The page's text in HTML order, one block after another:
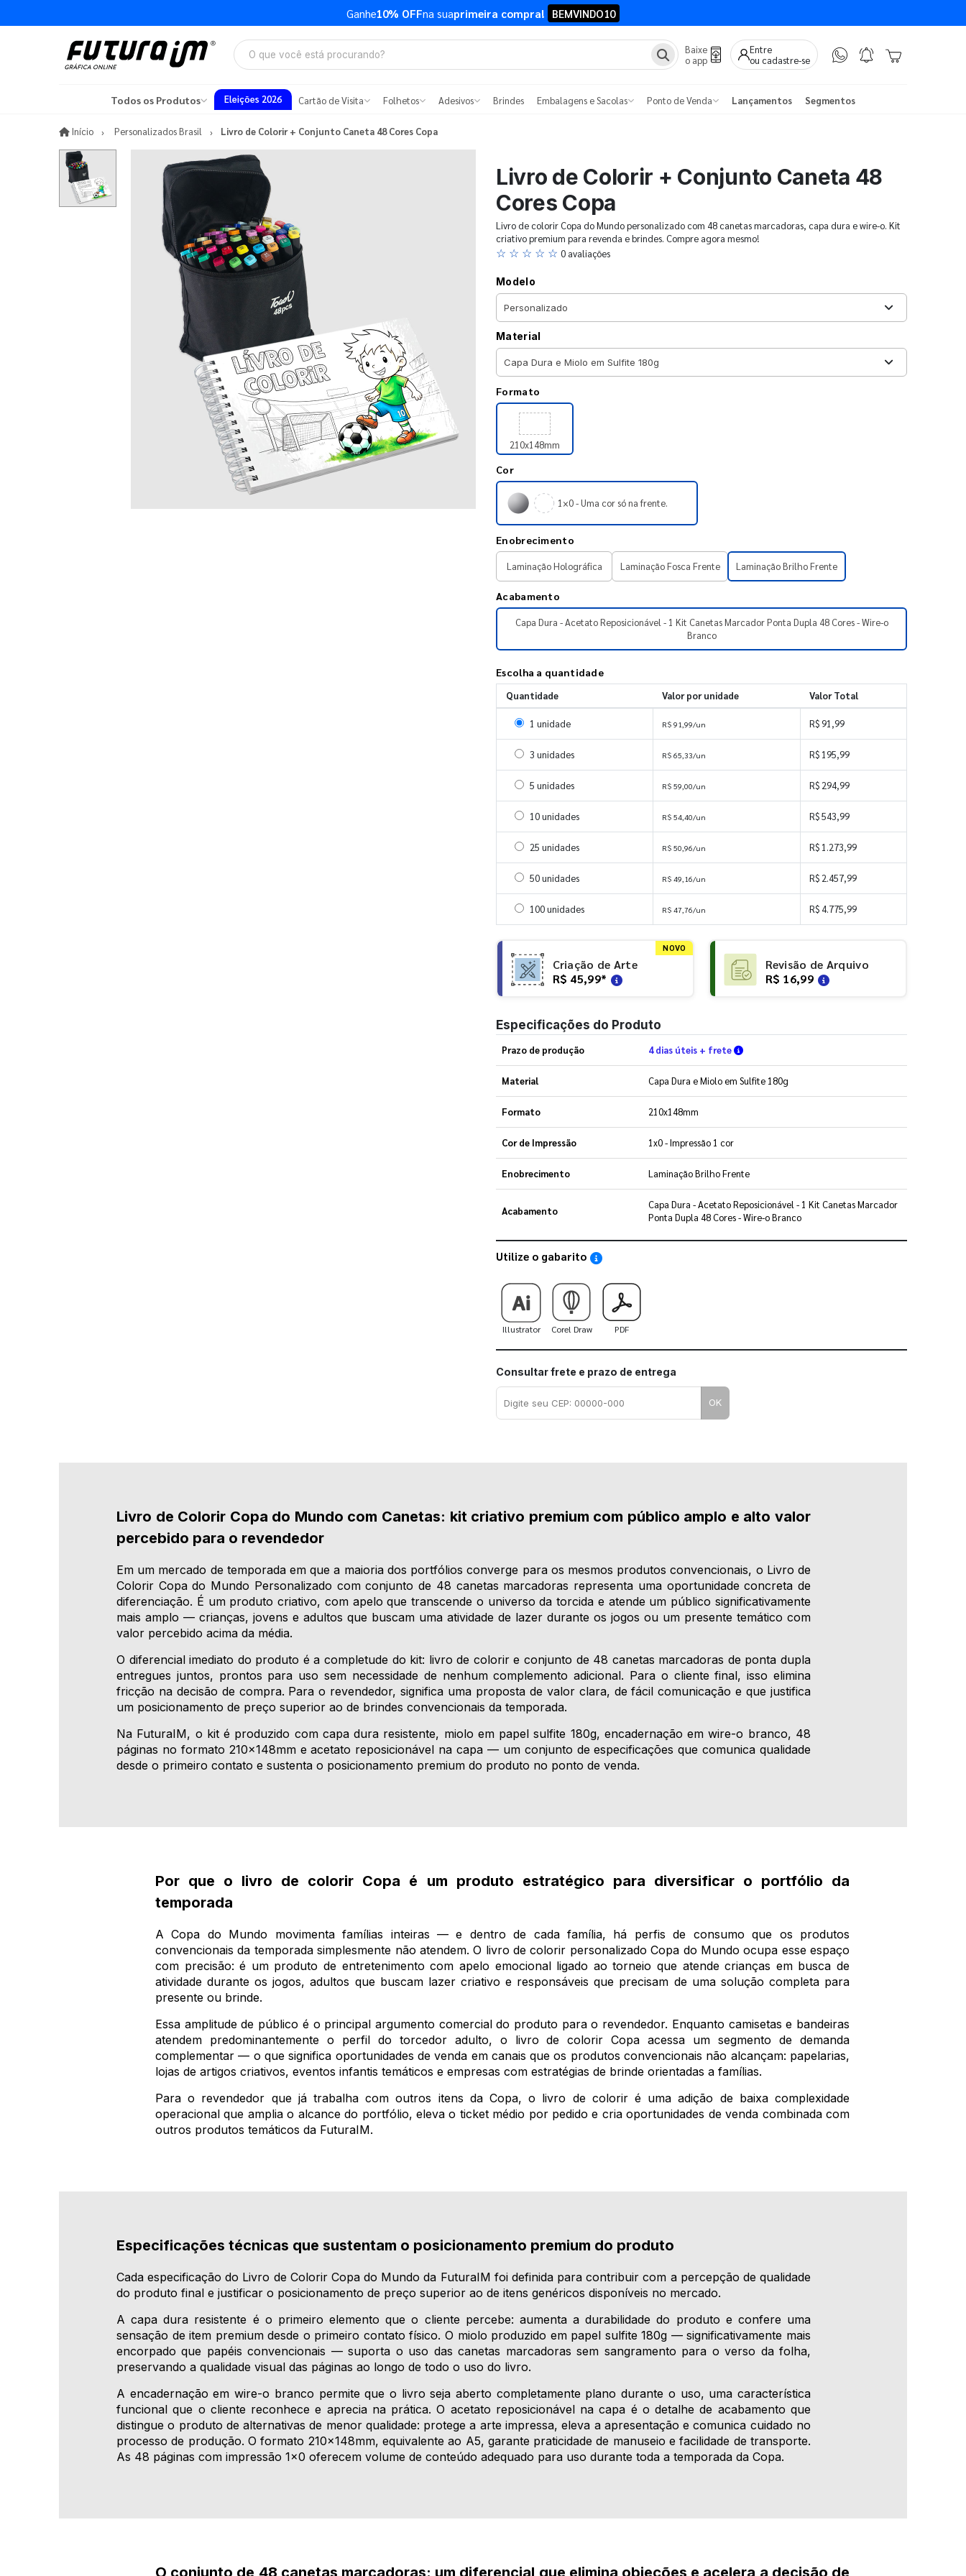
Ganhe10% OFFna suaprimeira compra! BEMVINDO10
Baixe
o app
Entre
ou cadastre-se
Todos os Produtos Eleições 2026 Cartão de Visita Folhetos Adesivos Brindes Embalagens e Sacolas Ponto de Venda Lançamentos Segmentos
InícioInício Personalizados Brasil Livro de Colorir + Conjunto Caneta 48 Cores Copa
Livro de Colorir + Conjunto Caneta 48
Cores Copa
Livro de colorir Copa do Mundo personalizado com 48 canetas marcadoras, capa dura e wire-o. Kit
criativo premium para revenda e brindes. Compre agora mesmo!
☆ ☆ ☆ ☆ ☆ 0 avaliações
Modelo
Material
Formato
210x148mm
Cor
1×0 - Uma cor só na frente.
Enobrecimento
Laminação Holográfica Laminação Fosca Frente Laminação Brilho Frente
Acabamento
Capa Dura - Acetato Reposicionável - 1 Kit Canetas Marcador Ponta Dupla 48 Cores - Wire-o
Branco
Escolha a quantidade
Quantidade Valor por unidade Valor Total
Selecionar 1 unidade
1 unidade R$ 91,99/un R$ 91,99
Selecionar 3 unidades
3 unidades R$ 65,33/un R$ 195,99
Selecionar 5 unidades
5 unidades R$ 59,00/un R$ 294,99
Selecionar 10 unidades
10 unidades R$ 54,40/un R$ 543,99
Selecionar 25 unidades
25 unidades R$ 50,96/un R$ 1.273,99
Selecionar 50 unidades
50 unidades R$ 49,16/un R$ 2.457,99
Selecionar 100 unidades
100 unidades R$ 47,76/un R$ 4.775,99
NOVO
Criação de Arte
R$ 45,99*
Revisão de Arquivo
R$ 16,99
Especificações do Produto
Prazo de produção 4 dias úteis + frete Verifique as condições de entrega
Material Capa Dura e Miolo em Sulfite 180g
Formato 210x148mm
Cor de Impressão 1x0 - Impressão 1 cor
Enobrecimento Laminação Brilho Frente
Acabamento
Capa Dura - Acetato Reposicionável - 1 Kit Canetas Marcador
Ponta Dupla 48 Cores - Wire-o Branco
Utilize o gabarito Saiba como utilizar os nossos gabaritos
Illustrator Corel Draw PDF
Consultar frete e prazo de entrega
OK
Livro de Colorir Copa do Mundo com Canetas: kit criativo premium com público amplo e alto valor
percebido para o revendedor
Em um mercado de temporada em que a maioria dos portfólios converge para os mesmos produtos convencionais, o Livro de
Colorir Copa do Mundo Personalizado com conjunto de 48 canetas marcadoras representa uma oportunidade concreta de
diferenciação. É um produto criativo, com apelo que transcende o universo da torcida e atende um público significativamente
mais amplo — crianças, jovens e adultos que buscam uma atividade de lazer durante os jogos ou um presente temático com
valor percebido acima da média.
O diferencial imediato do produto é a completude do kit: livro de colorir e conjunto de 48 canetas marcadoras de ponta dupla
entregues juntos, prontos para uso sem necessidade de nenhum complemento adicional. Para o cliente final, isso elimina
fricção na decisão de compra. Para o revendedor, significa uma proposta de valor clara, de fácil comunicação e que justifica
um posicionamento de preço superior ao de brindes convencionais da temporada.
Na FuturaIM, o kit é produzido com capa dura resistente, miolo em papel sulfite 180g, encadernação em wire-o branco, 48
páginas no formato 210x148mm e acetato reposicionável na capa — um conjunto de especificações que comunica qualidade
desde o primeiro contato e sustenta o posicionamento premium do produto no ponto de venda.
Por que o livro de colorir Copa é um produto estratégico para diversificar o portfólio da
temporada
A Copa do Mundo movimenta famílias inteiras — e dentro de cada família, há perfis de consumo que os produtos
convencionais da temporada simplesmente não atendem. O livro de colorir personalizado Copa do Mundo ocupa esse espaço
com precisão: é um produto de entretenimento com apelo emocional ligado ao torneio que atende crianças em busca de
atividade durante os jogos, adultos que buscam lazer criativo e responsáveis que precisam de uma solução completa para
presente ou brinde.
Essa amplitude de público é o principal argumento comercial do produto para o revendedor. Enquanto camisetas e bandeiras
atendem predominantemente o perfil do torcedor adulto, o livro de colorir Copa acessa um segmento de demanda
complementar — o que significa oportunidades de venda em canais que os produtos convencionais não alcançam: papelarias,
lojas de artigos criativos, eventos infantis temáticos e empresas com estratégias de brinde orientadas a famílias.
Para o revendedor que já trabalha com outros itens da Copa, o livro de colorir é uma adição de baixa complexidade
operacional que amplia o alcance do portfólio, eleva o ticket médio por pedido e cria oportunidades de venda combinada com
outros produtos temáticos da FuturaIM.
Especificações técnicas que sustentam o posicionamento premium do produto
Cada especificação do Livro de Colorir Copa do Mundo da FuturaIM foi definida para contribuir com a percepção de qualidade
do produto final e justificar o posicionamento de preço superior ao de itens genéricos disponíveis no mercado.
A capa dura resistente é o primeiro elemento que o cliente percebe: aumenta a durabilidade do produto e confere uma
sensação de item premium desde o primeiro contato físico. O miolo produzido em papel sulfite 180g — significativamente mais
encorpado que papéis convencionais — suporta o uso das canetas marcadoras sem sangramento para o verso da folha,
preservando a qualidade visual das páginas ao longo de todo o uso do livro.
A encadernação em wire-o branco permite que o livro seja aberto completamente plano durante o uso, uma característica
funcional que o cliente reconhece e aprecia na prática. O acetato reposicionável na capa é o detalhe de acabamento que
distingue o produto de alternativas de menor qualidade: protege a arte impressa, eleva a apresentação e comunica cuidado no
processo de produção. O formato 210x148mm, equivalente ao A5, garante praticidade de manuseio e facilidade de transporte.
As 48 páginas com impressão 1x0 oferecem volume de conteúdo adequado para uso durante toda a temporada da Copa.
O conjunto de 48 canetas marcadoras: um diferencial que elimina objeções e acelera a decisão de